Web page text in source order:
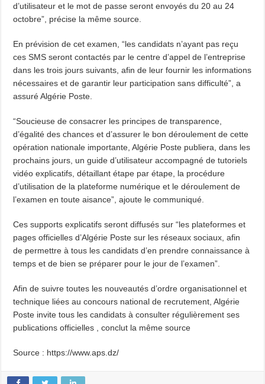
d’utilisateur et le mot de passe seront envoyés du 20 au 24
octobre”, précise la même source.
En prévision de cet examen, “les candidats n’ayant pas reçu
ces SMS seront contactés par le centre d’appel de l’entreprise
dans les trois jours suivants, afin de leur fournir les informations
nécessaires et de garantir leur participation sans difficulté”, a
assuré Algérie Poste.
“Soucieuse de consacrer les principes de transparence,
d’égalité des chances et d’assurer le bon déroulement de cette
opération nationale importante, Algérie Poste publiera, dans les
prochains jours, un guide d’utilisateur accompagné de tutoriels
vidéo explicatifs, détaillant étape par étape, la procédure
d’utilisation de la plateforme numérique et le déroulement de
l’examen en toute aisance”, ajoute le communiqué.
Ces supports explicatifs seront diffusés sur “les plateformes et
pages officielles d’Algérie Poste sur les réseaux sociaux, afin
de permettre à tous les candidats d’en prendre connaissance à
temps et de bien se préparer pour le jour de l’examen”.
Afin de suivre toutes les nouveautés d’ordre organisationnel et
technique liées au concours national de recrutement, Algérie
Poste invite tous les candidats à consulter régulièrement ses
publications officielles , conclut la même source
Source : https://www.aps.dz/